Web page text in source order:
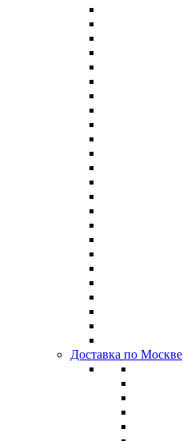
Доставка по Москве